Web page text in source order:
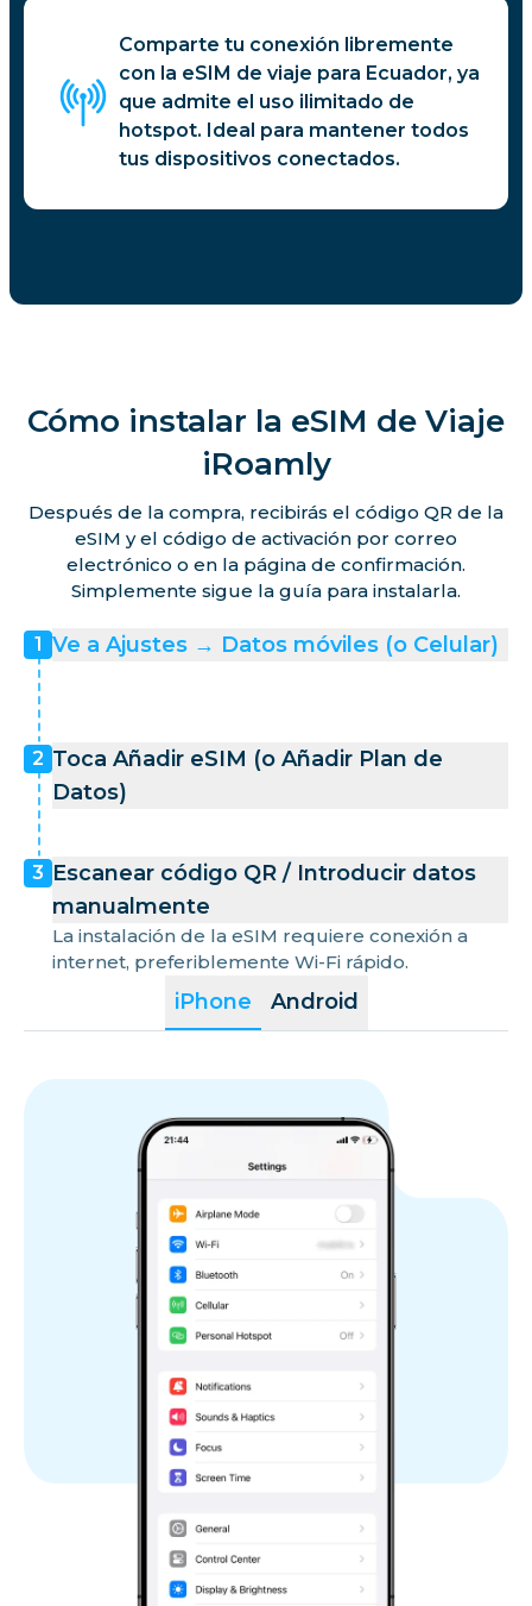
Comparte tu conexión libremente
con la eSIM de viaje para Ecuador, ya
que admite el uso ilimitado de
hotspot. Ideal para mantener todos
tus dispositivos conectados.
Cómo instalar la eSIM de Viaje
iRoamly
Después de la compra, recibirás el código QR de la
eSIM y el código de activación por correo
electrónico o en la página de confirmación.
Simplemente sigue la guía para instalarla.
iPhone Android
1 Ve a Ajustes → Datos móviles (o Celular)
2 Toca Añadir eSIM (o Añadir Plan de
Datos)
3 Escanear código QR / Introducir datos
manualmente
La instalación de la eSIM requiere conexión a
internet, preferiblemente Wi-Fi rápido.